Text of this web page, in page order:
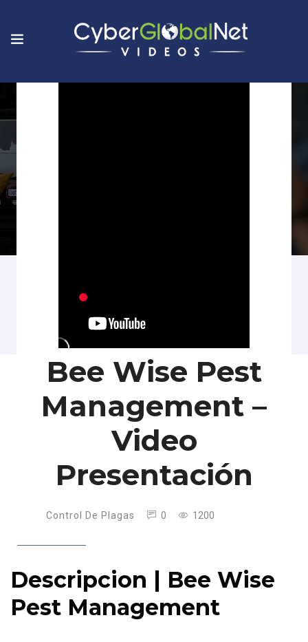
Bee Wise Pest
Management –
Video
Presentación
Control De Plagas 0 1200
Descripcion | Bee Wise
Pest Management